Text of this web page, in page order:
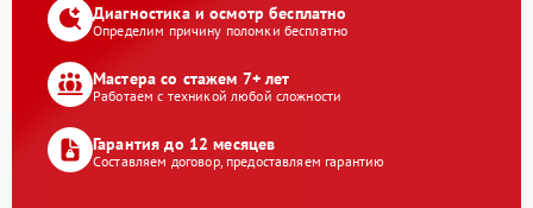
Диагностика и осмотр бесплатно
Определим причину поломки бесплатно
Мастера со стажем 7+ лет
Работаем с техникой любой сложности
Гарантия до 12 месяцев
Составляем договор, предоставляем гарантию